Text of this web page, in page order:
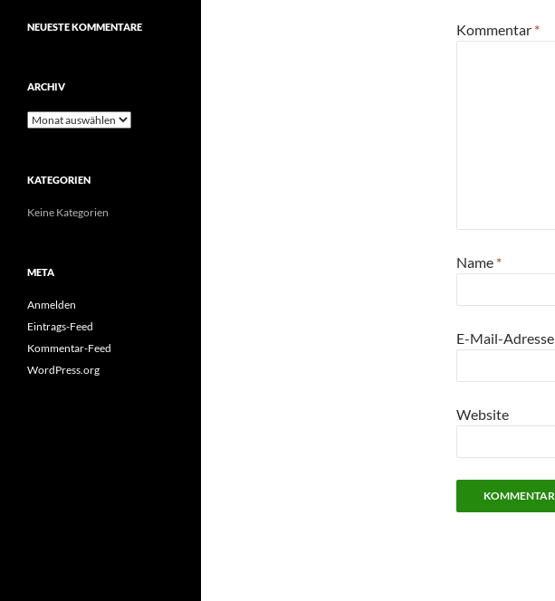
Kommentar *
Name *
E-Mail-Adresse
Website
NEUESTE KOMMENTARE
ARCHIV
Archiv
KATEGORIEN
Keine Kategorien
META
Anmelden
Eintrags-Feed
Kommentar-Feed
WordPress.org